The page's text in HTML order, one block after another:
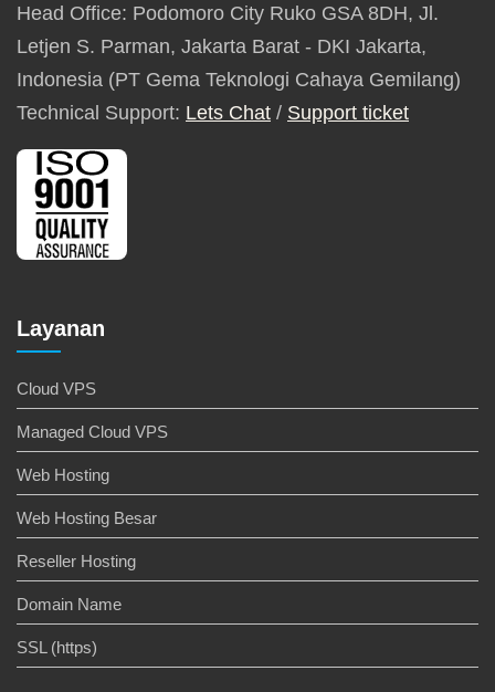
Head Office: Podomoro City Ruko GSA 8DH, Jl.
Letjen S. Parman, Jakarta Barat - DKI Jakarta,
Indonesia (PT Gema Teknologi Cahaya Gemilang)
Technical Support: Lets Chat / Support ticket
Layanan
Cloud VPS
Managed Cloud VPS
Web Hosting
Web Hosting Besar
Reseller Hosting
Domain Name
SSL (https)